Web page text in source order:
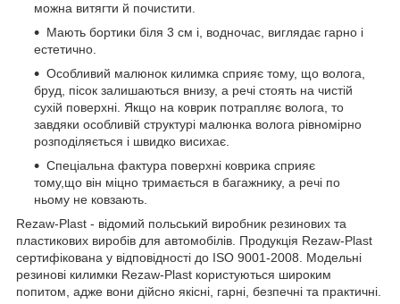
можна витягти й почистити.
Мають бортики біля 3 см і, водночас, виглядає гарно і
естетично.
Особливий малюнок килимка сприяє тому, що волога,
бруд, пісок залишаються внизу, а речі стоять на чистій
сухій поверхні. Якщо на коврик потрапляє волога, то
завдяки особливій структурі малюнка волога рівномірно
розподіляється і швидко висихає.
Спеціальна фактура поверхні коврика сприяє
тому,що він міцно тримається в багажнику, а речі по
ньому не ковзають.
Rezaw-Plast - відомий польський виробник резинових та
пластикових виробів для автомобілів. Продукція Rezaw-Plast
сертифікована у відповідності до ISO 9001-2008. Модельні
резинові килимки Rezaw-Plast користуються широким
попитом, адже вони дійсно якісні, гарні, безпечні та практичні.